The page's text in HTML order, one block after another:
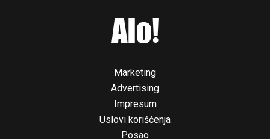
Marketing
Advertising
Impresum
Uslovi korišćenja
Posao